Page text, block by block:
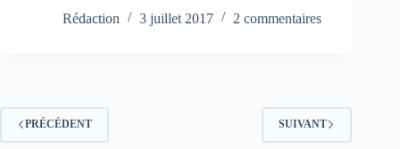
Rédaction
3 juillet 2017 2 commentaires
PRÉCÉDENT SUIVANT